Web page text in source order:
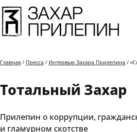
Главная / Пресса / Интервью Захара Прилепина /
Тотальный Захар
Прилепин о коррупции,
и гламурном скотстве